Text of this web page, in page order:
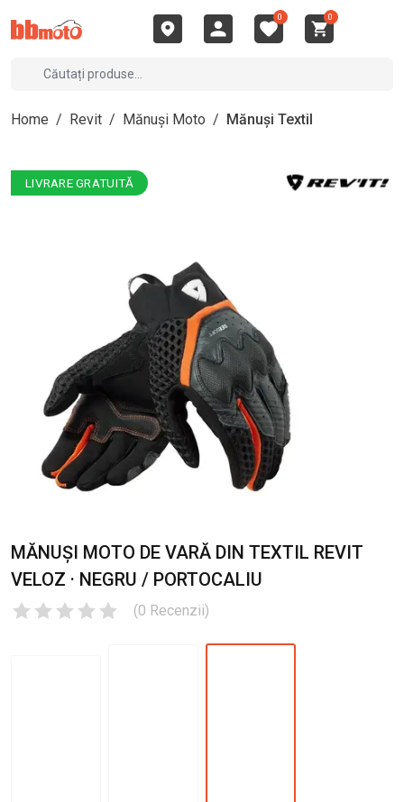
0 0
Home / Revit / Mănuși Moto / Mănuși Textil
LIVRARE GRATUITĂ
MĂNUȘI MOTO DE VARĂ DIN TEXTIL REVIT
VELOZ · NEGRU / PORTOCALIU
(0 Recenzii)